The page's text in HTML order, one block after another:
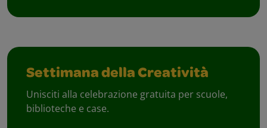
Settimana della Creatività
Unisciti alla celebrazione gratuita per scuole,
biblioteche e case.